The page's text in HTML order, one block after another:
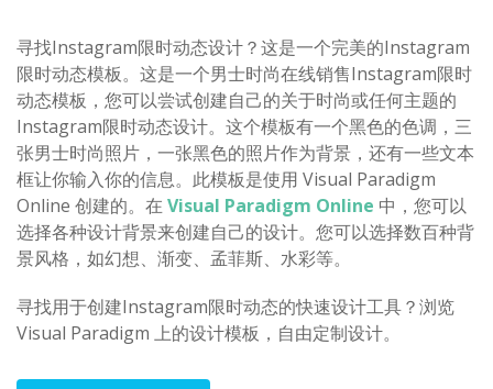
寻找Instagram限时动态设计？这是一个完美的Instagram
限时动态模板。这是一个男士时尚在线销售Instagram限时
动态模板，您可以尝试创建自己的关于时尚或任何主题的
Instagram限时动态设计。这个模板有一个黑色的色调，三
张男士时尚照片，一张黑色的照片作为背景，还有一些文本
框让你输入你的信息。此模板是使用 Visual Paradigm
Online 创建的。在 Visual Paradigm Online 中，您可以
选择各种设计背景来创建自己的设计。您可以选择数百种背
景风格，如幻想、渐变、孟菲斯、水彩等。
寻找用于创建Instagram限时动态的快速设计工具？浏览
Visual Paradigm 上的设计模板，自由定制设计。